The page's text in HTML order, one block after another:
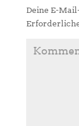
Deine E-